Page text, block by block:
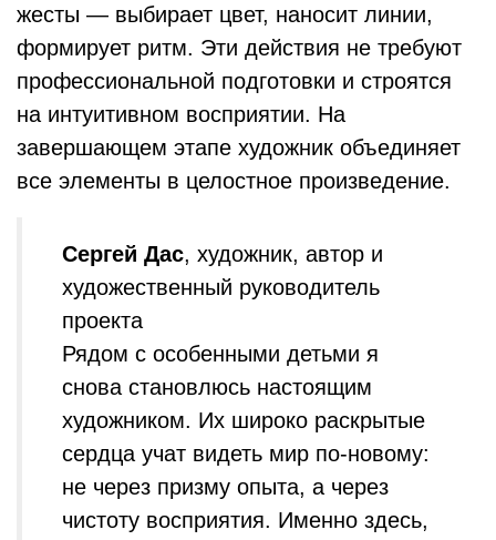
жесты — выбирает цвет, наносит линии,
формирует ритм. Эти действия не требуют
профессиональной подготовки и строятся
на интуитивном восприятии. На
завершающем этапе художник объединяет
все элементы в целостное произведение.
Сергей Дас, художник, автор и
художественный руководитель
проекта
Рядом с особенными детьми я
снова становлюсь настоящим
художником. Их широко раскрытые
сердца учат видеть мир по-новому:
не через призму опыта, а через
чистоту восприятия. Именно здесь,